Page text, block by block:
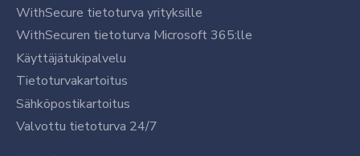
WithSecure tietoturva yrityksille
WithSecuren tietoturva Microsoft 365:lle
Käyttäjätukipalvelu
Tietoturvakartoitus
Sähköpostikartoitus
Valvottu tietoturva 24/7